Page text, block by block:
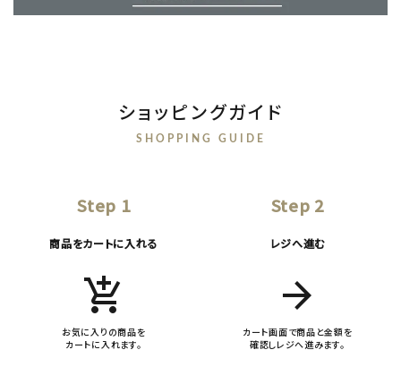
ショッピングガイド
SHOPPING GUIDE
Step 1
商品をカートに入れる
add_shopping_cart
お気に入りの商品を
カートに入れます。
Step 2
レジへ進む
arrow_forward
カート画面で商品と金額を
確認しレジへ進みます。